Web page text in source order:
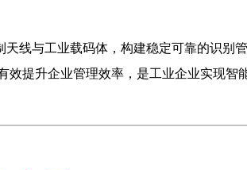
线与工业载码体，构建稳定可靠的识别
提升企业管理效率，是工业企业实现智